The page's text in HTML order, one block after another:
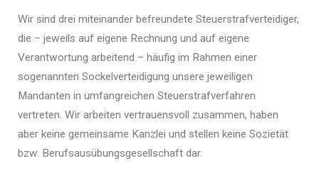
Wir sind drei miteinander befreundete Steuerstrafverteidiger,
die – jeweils auf eigene Rechnung und auf eigene
Verantwortung arbeitend – häufig im Rahmen einer
sogenannten Sockelverteidigung unsere jeweiligen
Mandanten in umfangreichen Steuerstrafverfahren
vertreten. Wir arbeiten vertrauensvoll zusammen, haben
aber keine gemeinsame Kanzlei und stellen keine Sozietät
bzw. Berufsausübungsgesellschaft dar.